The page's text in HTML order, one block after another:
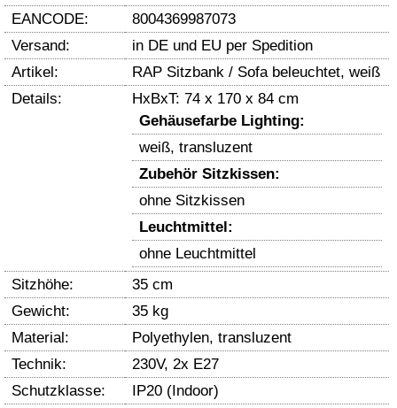
EANCODE:
8004369987073
Versand:
in DE und EU per Spedition
Artikel:
RAP Sitzbank / Sofa beleuchtet, weiß
Details:
HxBxT: 74 x 170 x 84 cm
Gehäusefarbe Lighting:
weiß, transluzent
Zubehör Sitzkissen:
ohne Sitzkissen
Leuchtmittel:
ohne Leuchtmittel
Sitzhöhe:
35 cm
Gewicht:
35 kg
Material:
Polyethylen, transluzent
Technik:
230V, 2x E27
Schutzklasse:
IP20 (Indoor)